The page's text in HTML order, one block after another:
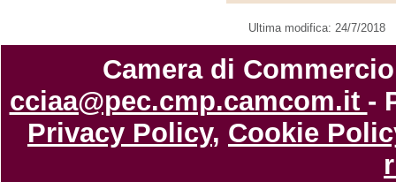
Ultima modifica: 24/7/2018
Camera di
cciaa@pec.cmp.camcom.it -
Privacy Policy, Cookie